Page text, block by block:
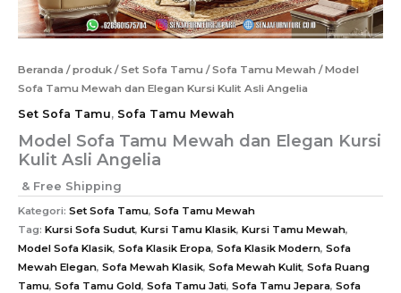
Beranda /produk /Set Sofa Tamu /Sofa Tamu Mewah / Model
Sofa Tamu Mewah dan Elegan Kursi Kulit Asli Angelia
Set Sofa Tamu, Sofa Tamu Mewah
Model Sofa Tamu Mewah dan Elegan Kursi
Kulit Asli Angelia
& Free Shipping
Kategori: Set Sofa Tamu, Sofa Tamu Mewah
Tag: Kursi Sofa Sudut, Kursi Tamu Klasik, Kursi Tamu Mewah,
Model Sofa Klasik, Sofa Klasik Eropa, Sofa Klasik Modern, Sofa
Mewah Elegan, Sofa Mewah Klasik, Sofa Mewah Kulit, Sofa Ruang
Tamu, Sofa Tamu Gold, Sofa Tamu Jati, Sofa Tamu Jepara, Sofa